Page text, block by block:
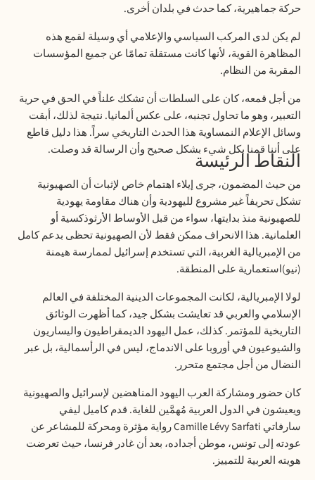
حركة جماهيرية، كما حدث في بلدان أخرى.
لم يكن لدى المركب السياسي والإعلامي أي وسيلة لقمع هذه
المظاهرة القوية، لأنها كانت مستقلة تمامًا عن جميع المؤسسات
المقربة من النظام.
من أجل قمعه، كان على السلطات أن تشكك علناً في الحق في حرية
التعبير، وهو ما تحاول تجنبه، على عكس ألمانيا. نتيجة لذلك، أبقت
وسائل الإعلام النمساوية هذا الحدث التاريخي سراً. هذا دليل قاطع
على أننا قمنا بكل شيء بشكل صحيح وأن الرسالة قد وصلت. النقاط الرئيسة
من حيث المضمون، جرى إيلاء اهتمام خاص لإثبات أن الصهيونية
تشكل تحريفاً غير مشروع لليهودية وأن هناك مقاومة يهودية
للصهيونية منذ بدايتها، سواء من قبل الأوساط الأرثوذكسية أو
العلمانية. هذا الانحراف ممكن فقط لأن الصهيونية تحظى بدعم كامل
من الإمبريالية الغربية، التي تستخدم إسرائيل لممارسة هيمنة
(نيو)استعمارية على المنطقة.
لولا الإمبريالية، لكانت المجموعات الدينية المختلفة في العالم
الإسلامي والعربي قد تعايشت بشكل جيد، كما أظهرت الوثائق
التاريخية للمؤتمر. كذلك، عمل اليهود الديمقراطيون واليساريون
والشيوعيون في أوروبا على الاندماج، ليس في الرأسمالية، بل عبر
النضال من أجل مجتمع متحرر .
كان حضور ومشاركة العرب اليهود المناهضين لإسرائيل والصهيونية
ويعيشون في الدول العربية مُهمَّين للغاية. قدم كاميل ليفي
سارفاتي Camille Lévy Sarfatiرواية مؤثرة ومحركة للمشاعر عن
عودته إلى تونس، موطن أجداده، بعد أن غادر فرنسا، حيث تعرضت
هويته العربية للتمييز.